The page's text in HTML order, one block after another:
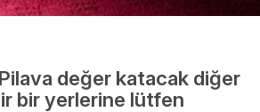
değer katacak diğer
bir yerlerine lütfen